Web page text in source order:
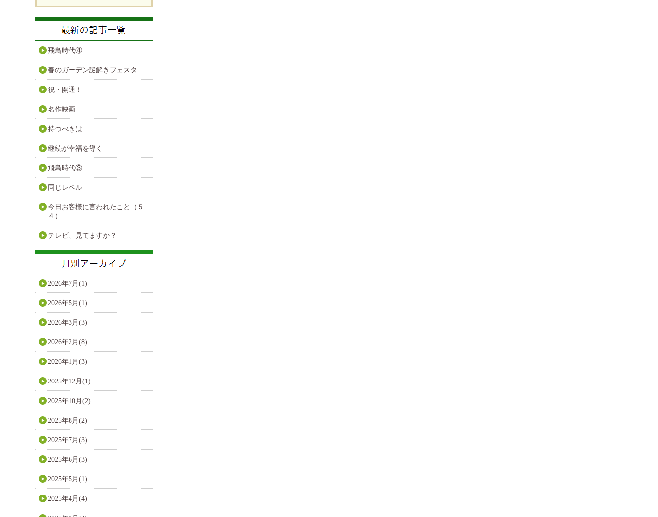
飛鳥時代④
春のガーデン謎解きフェスタ
祝・開通！
名作映画
持つべきは
継続が幸福を導く
飛鳥時代③
同じレベル
今日お客様に言われたこと（５
４）
テレビ、見てますか？
2026年7月(1)
2026年5月(1)
2026年3月(3)
2026年2月(8)
2026年1月(3)
2025年12月(1)
2025年10月(2)
2025年8月(2)
2025年7月(3)
2025年6月(3)
2025年5月(1)
2025年4月(4)